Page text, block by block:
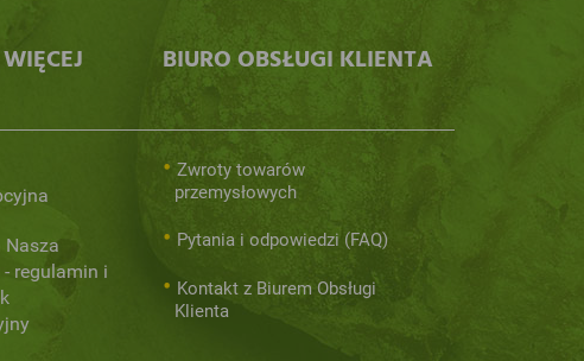
Nasza
regulamin i
BIURO OBSŁUGI KLIENTA
Zwroty towarów
przemysłowych
Pytania i odpowiedzi (FAQ)
Kontakt z Biurem Obsługi
Klienta